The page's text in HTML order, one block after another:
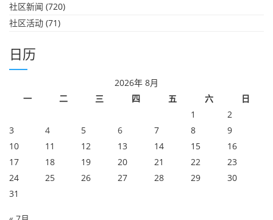
社区新闻 (720)
社区活动 (71)
日历
2026年 8月
一
二 三 四 五 六
日
1
2
3
4 5 6 7 8
9
10
11 12 13 14 15
16
17
18 19 20 21 22
23
24
25 26 27 28 29
30
31